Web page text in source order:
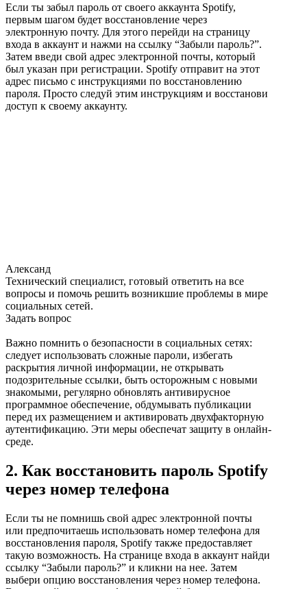
Если ты забыл пароль от своего аккаунта Spotify,
первым шагом будет восстановление через
электронную почту. Для этого перейди на страницу
входа в аккаунт и нажми на ссылку “Забыли пароль?”.
Затем введи свой адрес электронной почты, который
был указан при регистрации. Spotify отправит на этот
адрес письмо с инструкциями по восстановлению
пароля. Просто следуй этим инструкциям и восстанови
доступ к своему аккаунту.
Александ
Технический специалист, готовый ответить на все
вопросы и помочь решить возникшие проблемы в мире
социальных сетей.
Задать вопрос
Важно помнить о безопасности в социальных сетях:
следует использовать сложные пароли, избегать
раскрытия личной информации, не открывать
подозрительные ссылки, быть осторожным с новыми
знакомыми, регулярно обновлять антивирусное
программное обеспечение, обдумывать публикации
перед их размещением и активировать двухфакторную
аутентификацию. Эти меры обеспечат защиту в онлайн-
среде.
2. Как восстановить пароль Spotify
через номер телефона
Если ты не помнишь свой адрес электронной почты
или предпочитаешь использовать номер телефона для
восстановления пароля, Spotify также предоставляет
такую возможность. На странице входа в аккаунт найди
ссылку “Забыли пароль?” и кликни на нее. Затем
выбери опцию восстановления через номер телефона.